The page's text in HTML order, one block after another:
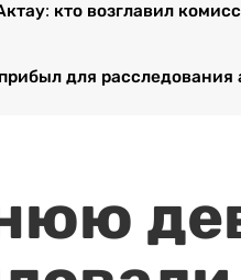
кто возглавил
для расследования